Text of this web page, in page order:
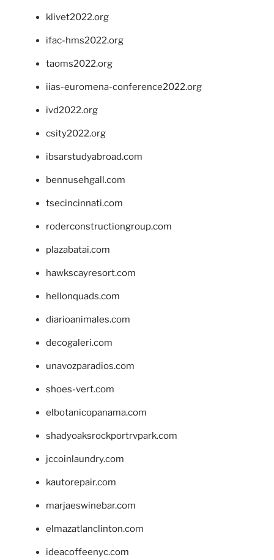
klivet2022.org
ifac-hms2022.org
taoms2022.org
iias-euromena-conference2022.org
ivd2022.org
csity2022.org
ibsarstudyabroad.com
bennusehgall.com
tsecincinnati.com
roderconstructiongroup.com
plazabatai.com
hawkscayresort.com
hellonquads.com
diarioanimales.com
decogaleri.com
unavozparadios.com
shoes-vert.com
elbotanicopanama.com
shadyoaksrockportrvpark.com
jccoinlaundry.com
kautorepair.com
marjaeswinebar.com
elmazatlanclinton.com
ideacoffeenyc.com